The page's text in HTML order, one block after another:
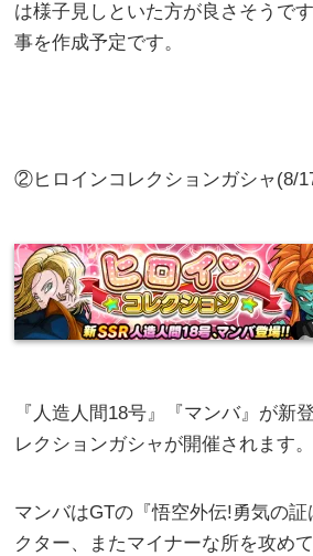
は様子見しといた方が良さそうで
事を作成予定です。
②ヒロインコレクションガシャ(8/
『人造人間18号』『マンバ』が新
レクションガシャが開催されます。
マンバはGTの『悟空外伝!勇気の
クター、またマイナーな所を攻め